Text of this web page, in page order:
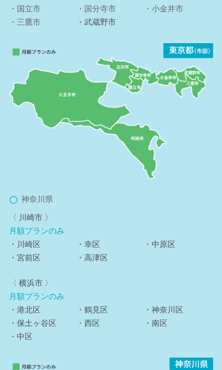
・国立市
・国分寺市
・小金井市
・三鷹市
・武蔵野市
神奈川県
〈 川崎市 〉
月額プランのみ
・川崎区
・幸区
・中原区
・宮前区
・高津区
〈 横浜市 〉
月額プランのみ
・港北区
・鶴見区
・神奈川区
・保土ヶ谷区
・西区
・南区
・中区